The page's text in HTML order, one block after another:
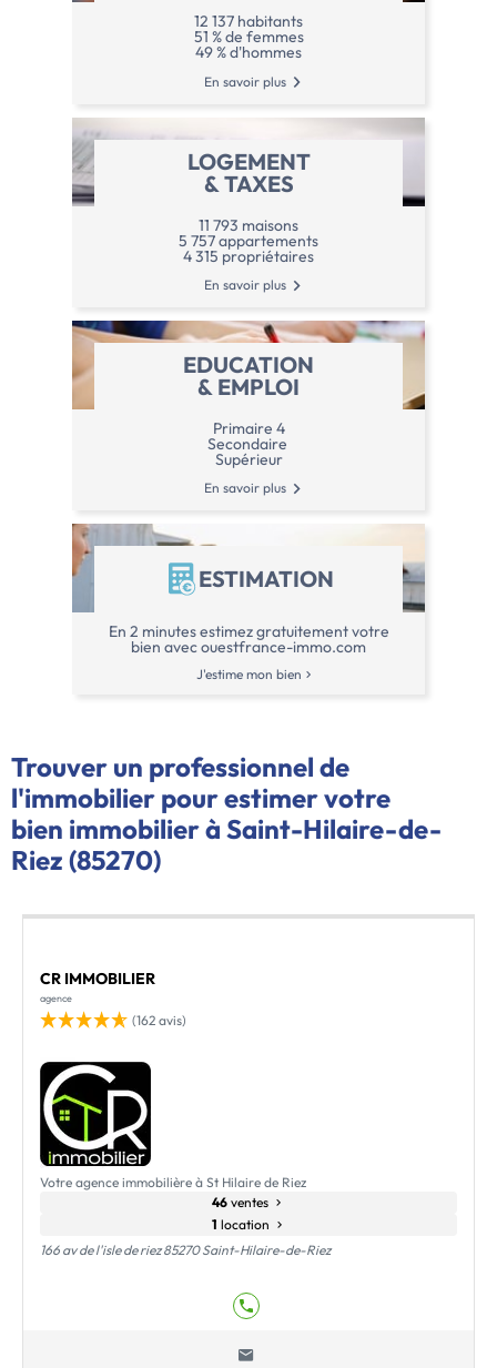
12 137 habitants
51 % de femmes
49 % d'hommes
En savoir plus
LOGEMENT
& TAXES
11 793 maisons
5 757 appartements
4 315 propriétaires
En savoir plus
EDUCATION
& EMPLOI
Primaire 4
Secondaire
Supérieur
En savoir plus
ESTIMATION
En 2 minutes estimez gratuitement votre
bien avec ouestfrance-immo.com
J'estime mon bien
Trouver un professionnel de
l'immobilier pour estimer votre
bien immobilier à Saint-Hilaire-de-
Riez (85270)
CR IMMOBILIER
agence
(162 avis)
Votre agence immobilière à St Hilaire de Riez
46 ventes
1 location
166 av de l'isle de riez 85270 Saint-Hilaire-de-Riez